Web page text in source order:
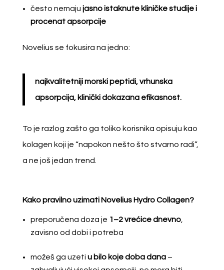
često nemaju jasno istaknute kliničke studije i
procenat apsorpcije
Novelius se fokusira na jedno:
najkvalitetniji morski peptidi, vrhunska
apsorpcija, klinički dokazana efikasnost.
To je razlog zašto ga toliko korisnika opisuju kao
kolagen koji je “napokon nešto što stvarno radi”,
a ne još jedan trend.
Kako pravilno uzimati Novelius Hydro Collagen?
preporučena doza je 1–2 vrećice dnevno,
zavisno od dobi i potreba
možeš ga uzeti u bilo koje doba dana–